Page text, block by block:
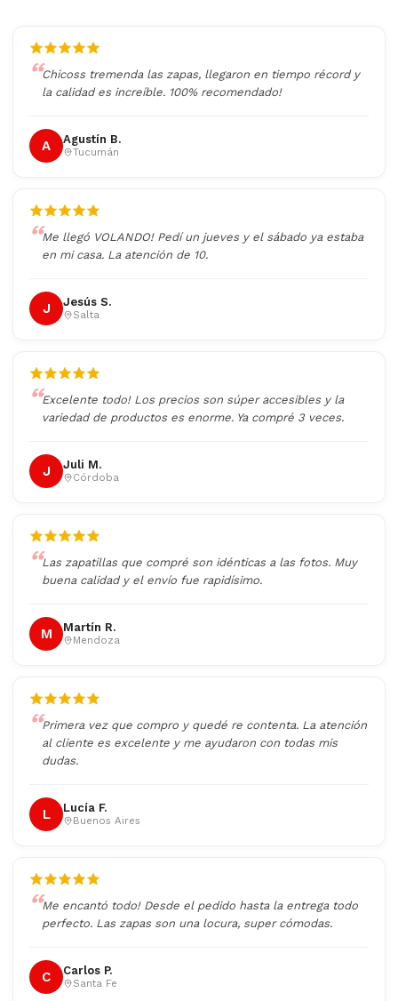
Chicoss tremenda las zapas, llegaron en tiempo récord y
la calidad es increíble. 100% recomendado!
A Agustín B.
Tucumán
Me llegó VOLANDO! Pedí un jueves y el sábado ya estaba
en mi casa. La atención de 10.
J Jesús S.
Salta
Excelente todo! Los precios son súper accesibles y la
variedad de productos es enorme. Ya compré 3 veces.
J Juli M.
Córdoba
Las zapatillas que compré son idénticas a las fotos. Muy
buena calidad y el envío fue rapidísimo.
M Martín R.
Mendoza
Primera vez que compro y quedé re contenta. La atención
al cliente es excelente y me ayudaron con todas mis
dudas.
L Lucía F.
Buenos Aires
Me encantó todo! Desde el pedido hasta la entrega todo
perfecto. Las zapas son una locura, super cómodas.
C Carlos P.
Santa Fe